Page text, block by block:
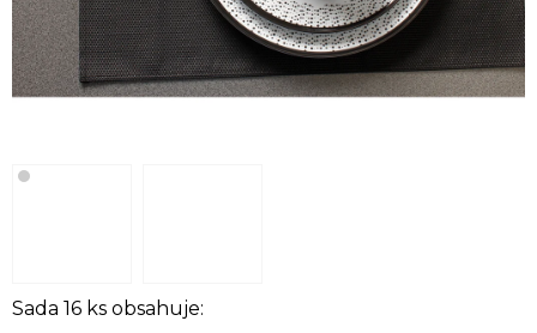
Sada 16 ks obsahuje: